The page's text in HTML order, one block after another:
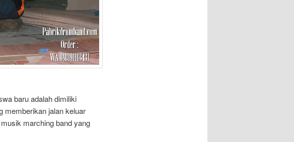
baru adalah dimiliki
memberikan jalan keluar
marching band yang